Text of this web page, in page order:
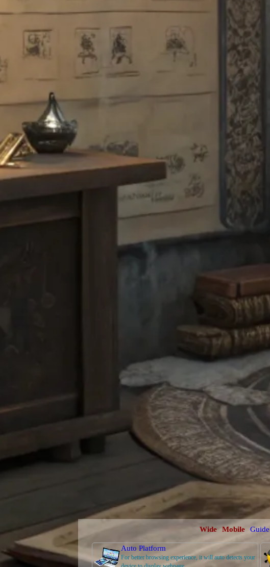
Wide Mobile Guide
Auto Platform
For better browsing experience, it will auto detects your